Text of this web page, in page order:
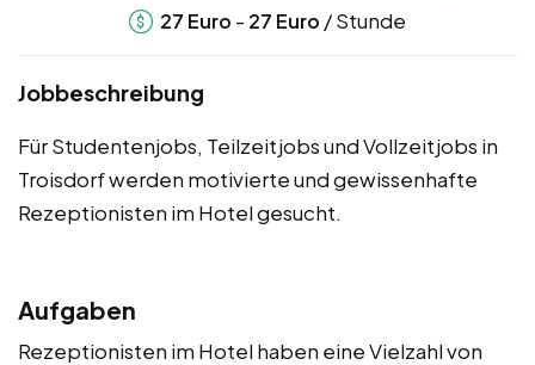
27 Euro - 27 Euro / Stunde
Jobbeschreibung
Für Studentenjobs, Teilzeitjobs und Vollzeitjobs in
Troisdorf werden motivierte und gewissenhafte
Rezeptionisten im Hotel gesucht.
Aufgaben
Rezeptionisten im Hotel haben eine Vielzahl von